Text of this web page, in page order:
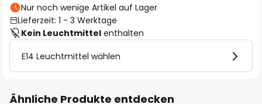
Nur noch wenige Artikel auf Lager
Lieferzeit: 1 - 3 Werktage
Kein Leuchtmittel enthalten
E14 Leuchtmittel wählen
Ähnliche Produkte entdecken